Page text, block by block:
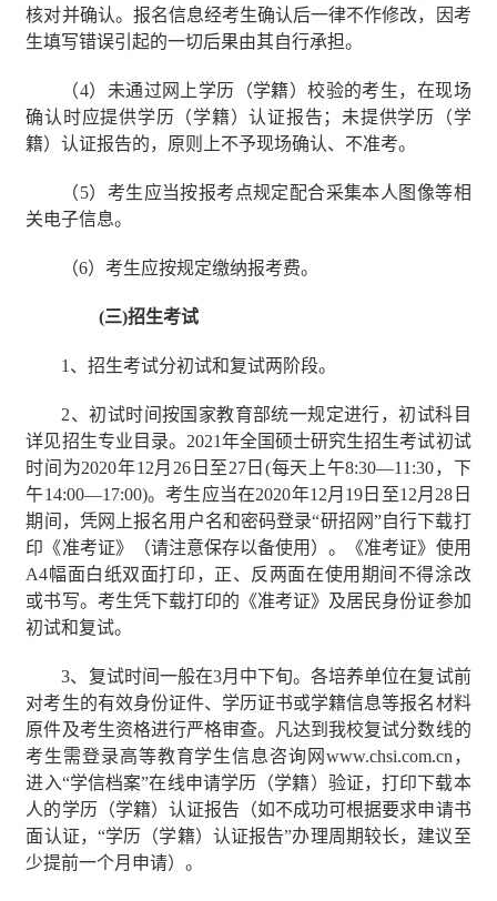
核对并确认。报名信息经考生确认后一律不作修改，因考
生填写错误引起的一切后果由其自行承担。
（4）未通过网上学历（学籍）校验的考生，在现场
确认时应提供学历（学籍）认证报告；未提供学历（学
籍）认证报告的，原则上不予现场确认、不准考。
（5）考生应当按报考点规定配合采集本人图像等相
关电子信息。
（6）考生应按规定缴纳报考费。
(三)招生考试
1、招生考试分初试和复试两阶段。
2、初试时间按国家教育部统一规定进行，初试科目
详见招生专业目录。 2021年全国硕士研究生招生考试初试
时间为2020年12月 26日至27日(每天上午8:30—11:30，下
午14:00—17:00)。考生应当在2020年12月 19 日至12月28 日
期间，凭网上报名用户名和密码登录“研招网”自行下载打
印《准考证》（请注意保存以备使用）。《准考证》使用
A4幅面白纸双面打印，正、反两面在使用期间不得涂改
或书写。考生凭下载打印的《准考证》及居民身份证参加
初试和复试。
3、复试时间一般在3月中下旬。各培养单位在复试前
对考生的有效身份证件、学历证书或学籍信息等报名材料
原件及考生资格进行严格审查。凡达到我校复试分数线的
考生需登录高等教育学生信息咨询网 www.chsi.com.cn，
进入“学信档案”在线申请学历（学籍）验证，打印下载本
人的学历（学籍）认证报告（如不成功可根据要求申请书
面认证，“学历（学籍）认证报告”办理周期较长，建议至
少提前一个月申请）。